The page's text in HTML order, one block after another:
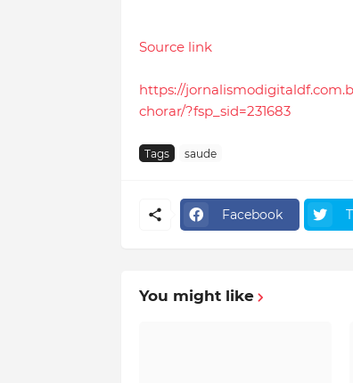
Source link
https://
chorar/?fsp_sid=231683
Tags saude
Facebook
You might like